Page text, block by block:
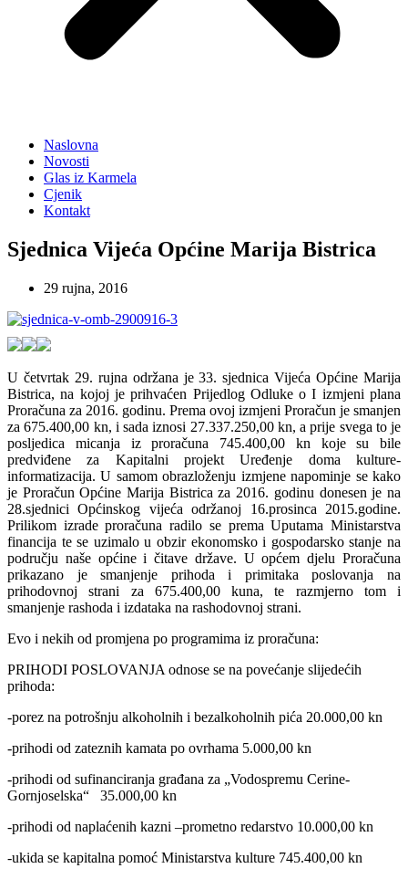
Naslovna
Novosti
Glas iz Karmela
Cjenik
Kontakt
Sjednica Vijeća Općine Marija Bistrica
29 rujna, 2016
U četvrtak 29. rujna održana je 33. sjednica Vijeća Općine Marija
Bistrica, na kojoj je prihvaćen Prijedlog Odluke o I izmjeni plana
Proračuna za 2016. godinu. Prema ovoj izmjeni Proračun je smanjen
za 675.400,00 kn, i sada iznosi 27.337.250,00 kn, a prije svega to je
posljedica micanja iz proračuna 745.400,00 kn koje su bile
predviđene za Kapitalni projekt Uređenje doma kulture-
informatizacija. U samom obrazloženju izmjene napominje se kako
je Proračun Općine Marija Bistrica za 2016. godinu donesen je na
28.sjednici Općinskog vijeća održanoj 16.prosinca 2015.godine.
Prilikom izrade proračuna radilo se prema Uputama Ministarstva
financija te se uzimalo u obzir ekonomsko i gospodarsko stanje na
području naše općine i čitave države. U općem djelu Proračuna
prikazano je smanjenje prihoda i primitaka poslovanja na
prihodovnoj strani za 675.400,00 kuna, te razmjerno tom i
smanjenje rashoda i izdataka na rashodovnoj strani.
Evo i nekih od promjena po programima iz proračuna:
PRIHODI POSLOVANJA odnose se na povećanje slijedećih
prihoda:
-porez na potrošnju alkoholnih i bezalkoholnih pića 20.000,00 kn
-prihodi od zateznih kamata po ovrhama 5.000,00 kn
-prihodi od sufinanciranja građana za „Vodospremu Cerine-
Gornjoselska“ 35.000,00 kn
-prihodi od naplaćenih kazni –prometno redarstvo 10.000,00 kn
-ukida se kapitalna pomoć Ministarstva kulture 745.400,00 kn